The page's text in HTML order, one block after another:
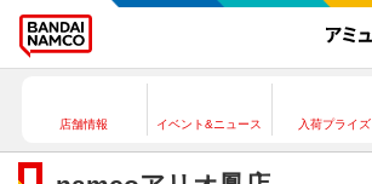
店舗情報 イベント&ニュース 入荷プライズ